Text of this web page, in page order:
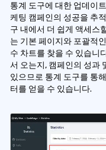
통계 도구에 대한 업데이
케팅 캠페인의 성공을 추
구 내에서 더 쉽게 액세스
는 기본 페이지와 포괄적
수 차트를 찾을 수 있습니
서 오는지, 캠페인의 성과
있으므로 통계 도구를 통
터를 얻을 수 있습니다.